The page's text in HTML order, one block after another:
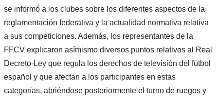
se informó a los clubes sobre los diferentes aspectos de la
reglamentación federativa y la actualidad normativa relativa
a sus competiciones. Además, los representantes de la
FFCV explicaron asímismo diversos puntos relativos al Real
Decreto-Ley que regula los derechos de televisión del fútbol
español y que afectan a los participantes en estas
categorías, abriéndose posteriormente el turno de ruegos y